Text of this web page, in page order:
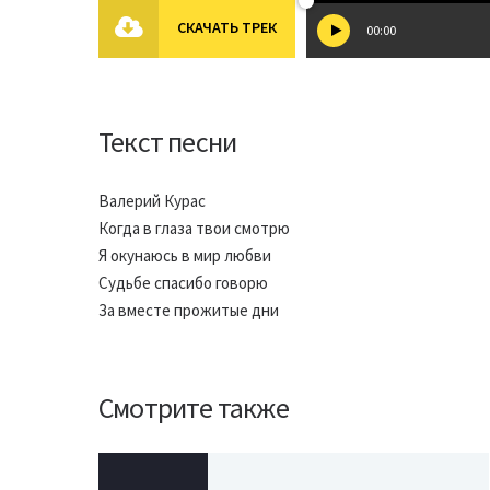
СКАЧАТЬ ТРЕК 00:00
Текст песни
Валерий Курас
Когда в глаза твои смотрю
Я окунаюсь в мир любви
Судьбе спасибо говорю
За вместе прожитые дни
Смотрите также